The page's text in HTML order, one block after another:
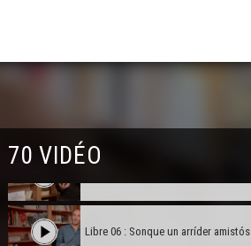
70 VIDÉO
Libre 03 : Lo libre dau Reirlutz
Libre 06 : Sonque un arríder amistós